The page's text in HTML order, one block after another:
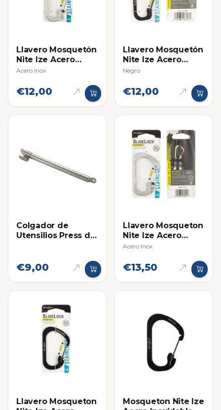
Llavero Mosquetón
Nite Ize Acero
Inoxidable #3
Acero Inox
€12,00
Llavero Mosquetón
Nite Ize Acero
Inoxidable #3
Negro
€12,00
Colgador de
Utensilios Press de
€9,00
Llavero Mosqueton
Nite Ize Acero
Inoxidable #4
Acero Inox
€13,50
Llavero Mosqueton
Mosqueton Nite Ize